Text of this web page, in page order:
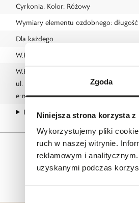
Zgoda
Niniejsza strona korzysta
Wykorzystujemy pliki
ruch w naszej witrynie.
reklamowym i
uzyskanymi podczas
Cyrkonia, Kolor: Różowy
Wymiary elementu ozdobnego:
Dla każdego
W.KRUK
W.KRUK S.A
ul. Pilotów 10, 31-462 Kraków
e-mail:gspr@wkruk.pl
Informacje o bezpieczeństwie